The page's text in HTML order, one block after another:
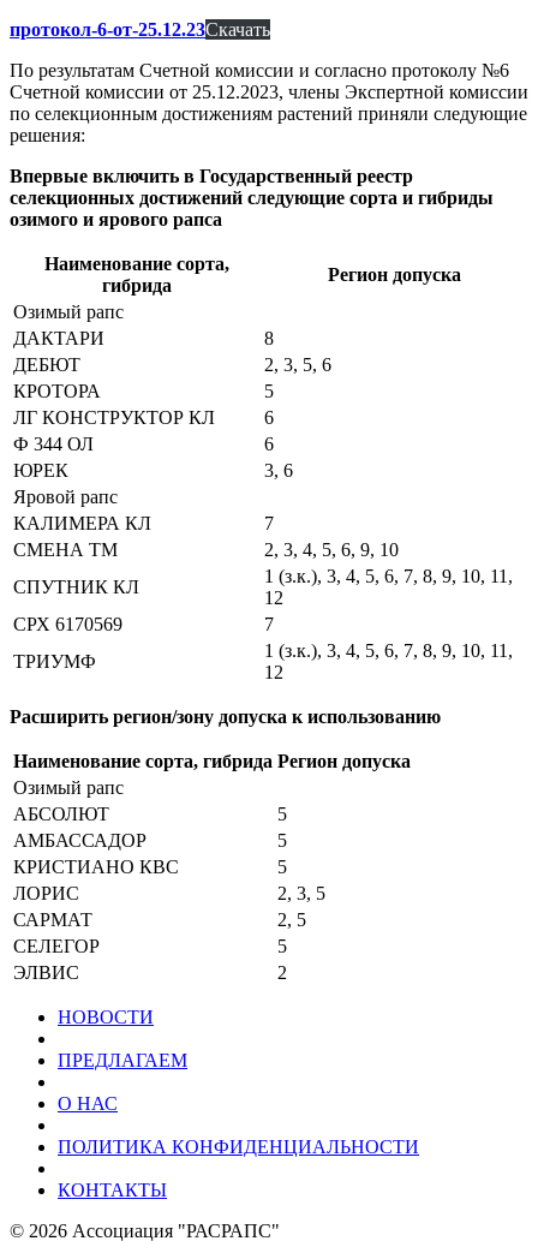
протокол-6-от-25.12.23Скачать
По результатам Счетной комиссии и согласно протоколу №6
Счетной комиссии от 25.12.2023, члены Экспертной комиссии
по селекционным достижениям растений приняли следующие
решения:
Впервые включить в Государственный реестр
селекционных достижений следующие сорта и гибриды
озимого и ярового рапса
Наименование сорта,
гибрида
Регион допуска
Озимый рапс
ДАКТАРИ
8
ДЕБЮТ
2, 3, 5, 6
КРОТОРА
5
ЛГ КОНСТРУКТОР КЛ
6
Ф 344 ОЛ
6
ЮРЕК
3, 6
Яровой рапс
КАЛИМЕРА КЛ
7
СМЕНА ТМ
2, 3, 4, 5, 6, 9, 10
СПУТНИК КЛ
1 (з.к.), 3, 4, 5, 6, 7, 8, 9, 10, 11,
12
СРХ 6170569
7
ТРИУМФ
1 (з.к.), 3, 4, 5, 6, 7, 8, 9, 10, 11,
12
Расширить регион/зону допуска к использованию
Наименование сорта, гибрида Регион допуска
Озимый рапс
АБСОЛЮТ
5
АМБАССАДОР
5
КРИСТИАНО КВС
5
ЛОРИС
2, 3, 5
САРМАТ
2, 5
СЕЛЕГОР
5
ЭЛВИС
2
НОВОСТИ
ПРЕДЛАГАЕМ
О НАС
ПОЛИТИКА КОНФИДЕНЦИАЛЬНОСТИ
КОНТАКТЫ
© 2026 Ассоциация "РАСРАПС"